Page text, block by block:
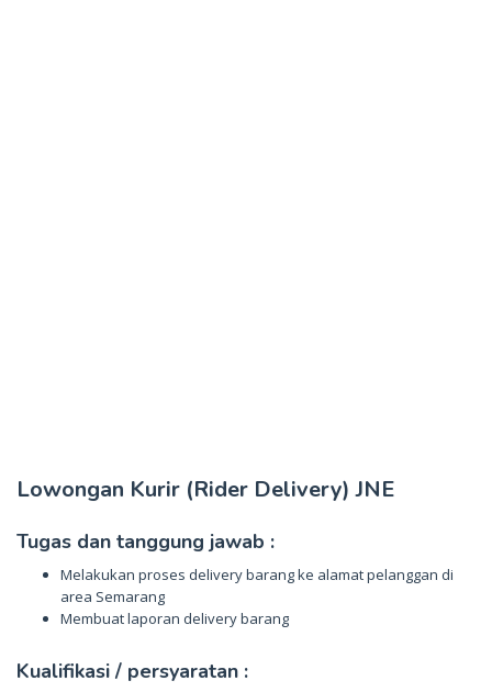
Lowongan Kurir (Rider Delivery) JNE
Tugas dan tanggung jawab :
Melakukan proses delivery barang ke alamat pelanggan di
area Semarang
Membuat laporan delivery barang
Kualifikasi / persyaratan :